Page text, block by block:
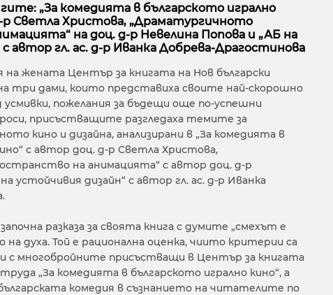
„За комедията в българското игрално
р Светла Христова, „Драматургичното
на доц. д-р Невелина Попова и „АБ на
автор гл. ас. д-р Иванка Добрева-Драгостинова
на жената Център за книгата на Нов български
три дами, които представиха своите най-скорошно
пожелания за бъдещи още по-успешни
присъстващите разгледаха темите за
кино и дизайна, анализирани в „За комедията в
с автор доц. д-р Светла Христова,
на анимацията“ с автор доц. д-р
устойчивия дизайн“ с автор гл. ас. д-р Иванка
разказа за своята книга с думите „смехът е
на духа. Той е рационална оценка, чиито критерии са
с многобройните присъстващи в Център за книгата
„За комедията в българското игрално кино“, а
комедия в съзнанието на читателите по